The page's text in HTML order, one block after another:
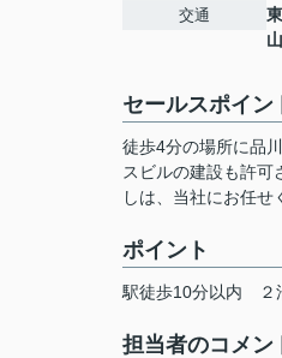
交通
セールスポイン
徒歩4分の場所に品
スビルの建設も許可
しは、当社にお任せ
ポイント
駅徒歩10分以内
担当者のコメン